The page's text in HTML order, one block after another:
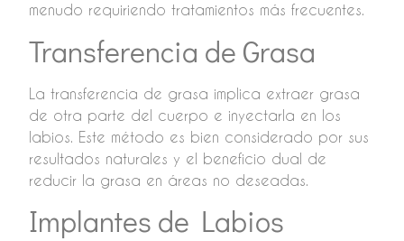
menudo requiriendo tratamientos más frecuentes.
Transferencia de Grasa
La transferencia de grasa implica extraer grasa
de otra parte del cuerpo e inyectarla en los
labios. Este método es bien considerado por sus
resultados naturales y el beneficio dual de
reducir la grasa en áreas no deseadas.
Implantes de Labios